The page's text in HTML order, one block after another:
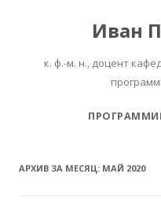
Иван
к. ф.-м. н., доцент
АРХИВ ЗА МЕСЯЦ: МАЙ 2020